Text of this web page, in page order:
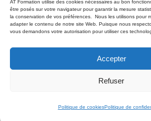
AT Formation utilise des cookies nécessaires au bon
être posés sur votre navigateur pour garantir la mesure
la conservation de vos préférences. Nous les utilisons pour
adapter le contenu de notre site Web. Puisque nous
vous demandons votre autorisation pour utiliser ces
Accepter
Refuser
Politique de cookiesPolitique de
Conditions Générales de Vente
possible via des fonds publics (CPF, France Travail…)
d’éligibilité. –Plus d’informations :